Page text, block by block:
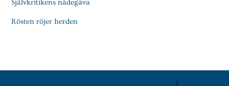
Självkritikens nådegåva
Rösten röjer herden